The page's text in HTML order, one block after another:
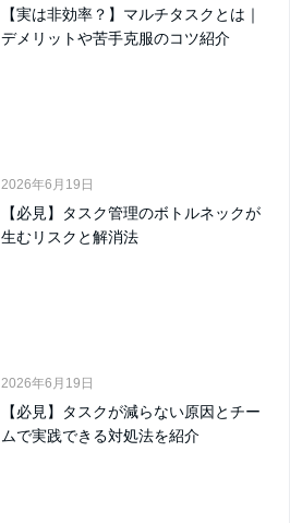
【実は非効率？】マルチタスクとは｜
デメリットや苦手克服のコツ紹介
2026年6月19日
【必見】タスク管理のボトルネックが
生むリスクと解消法
2026年6月19日
【必見】タスクが減らない原因とチー
ムで実践できる対処法を紹介